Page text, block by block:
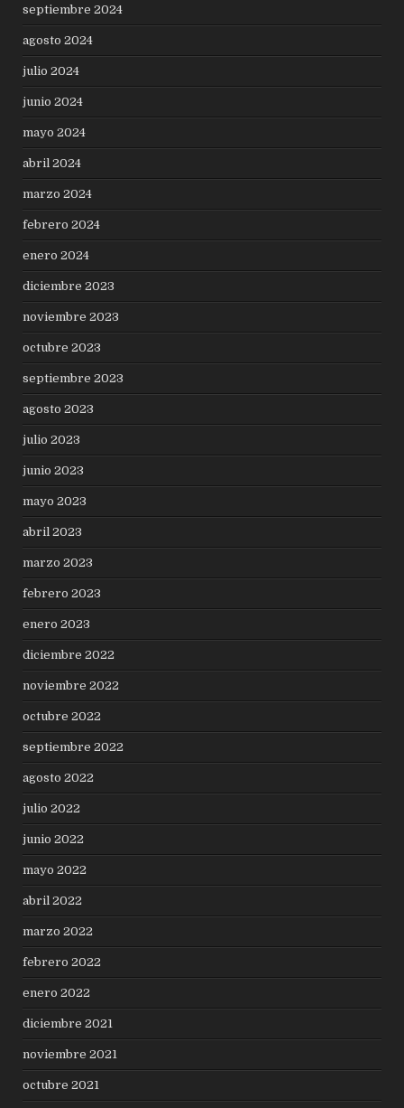
septiembre 2024
agosto 2024
julio 2024
junio 2024
mayo 2024
abril 2024
marzo 2024
febrero 2024
enero 2024
diciembre 2023
noviembre 2023
octubre 2023
septiembre 2023
agosto 2023
julio 2023
junio 2023
mayo 2023
abril 2023
marzo 2023
febrero 2023
enero 2023
diciembre 2022
noviembre 2022
octubre 2022
septiembre 2022
agosto 2022
julio 2022
junio 2022
mayo 2022
abril 2022
marzo 2022
febrero 2022
enero 2022
diciembre 2021
noviembre 2021
octubre 2021